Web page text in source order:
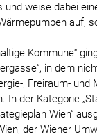
weise dabei
auf,
Kommune“
in dem
, Freiraum-
der Kategorie
Wien“
der Wiener